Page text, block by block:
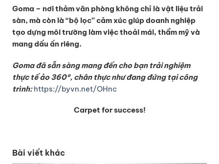
Goma – nơi thảm văn phòng không chỉ là vật liệu trải
sàn, mà còn là “bộ lọc” cảm xúc giúp doanh nghiệp
tạo dựng môi trường làm việc thoải mái, thẩm mỹ và
mang dấu ấn riêng.
Goma đã sẵn sàng mang đến cho bạn trải nghiệm
thực tế ảo 360°, chân thực như đang đứng tại công
trình: https://byvn.net/OHnc
Carpet for success!
Bài viết khác